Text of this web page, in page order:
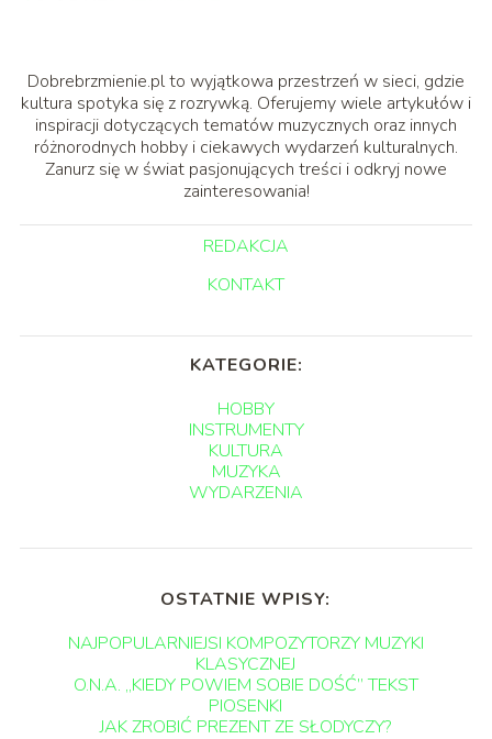
Dobrebrzmienie.pl to wyjątkowa przestrzeń w sieci, gdzie
kultura spotyka się z rozrywką. Oferujemy wiele artykułów i
inspiracji dotyczących tematów muzycznych oraz innych
różnorodnych hobby i ciekawych wydarzeń kulturalnych.
Zanurz się w świat pasjonujących treści i odkryj nowe
zainteresowania!
REDAKCJA
KONTAKT
KATEGORIE:
HOBBY
INSTRUMENTY
KULTURA
MUZYKA
WYDARZENIA
OSTATNIE WPISY:
NAJPOPULARNIEJSI KOMPOZYTORZY MUZYKI
KLASYCZNEJ
O.N.A. „KIEDY POWIEM SOBIE DOŚĆ” TEKST
PIOSENKI
JAK ZROBIĆ PREZENT ZE SŁODYCZY?